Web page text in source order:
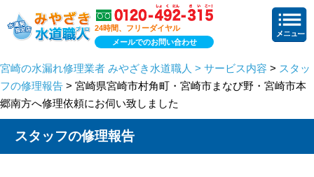
24時間、フリーダイヤル
メールでのお問い合わせ
宮崎の水漏れ修理業者 みやざき水道職人 > サービス内容 > スタッ
フの修理報告 > 宮崎県宮崎市村角町・宮崎市まなび野・宮崎市本
郷南方へ修理依頼にお伺い致しました
スタッフの修理報告